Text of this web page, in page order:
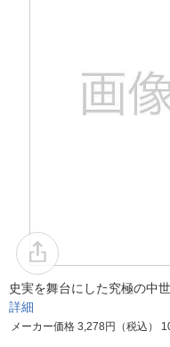
史実を舞台にした究極の中
詳細
メーカー価格 3,278円（税込）